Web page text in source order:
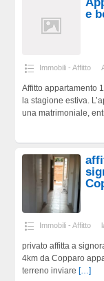
e
Immobili - Affitto
Affitto appartamento
la stagione estiva.
una matrimoniale,
Immobili - Affitto
privato affitta a
4km da Copparo
terreno inviare […]